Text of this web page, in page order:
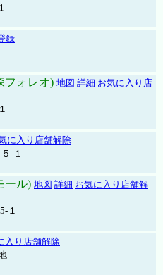
録
フォレオ) 地図 詳細 お気に入り店
に入り店舗解除
-１
ール) 地図 詳細 お気に入り店舗解
１
入り店舗解除